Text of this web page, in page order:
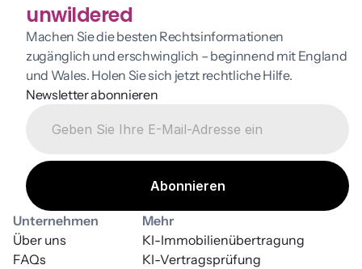
unwildered
Machen Sie die besten Rechtsinformationen
zugänglich und erschwinglich – beginnend mit England
und Wales. Holen Sie sich jetzt rechtliche Hilfe.
Newsletter abonnieren
Unternehmen
Über uns
FAQs
Mehr
KI-Vertragsprüfung
KI-Immobilienübertragung